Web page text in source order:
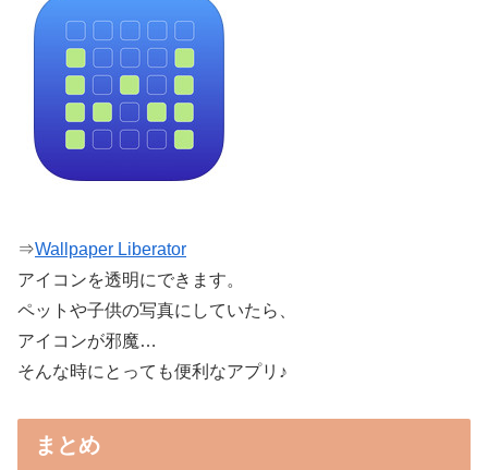
⇒Wallpaper Liberator
アイコンを透明にできます。
ペットや子供の写真にしていたら、
アイコンが邪魔…
そんな時にとっても便利なアプリ♪
まとめ